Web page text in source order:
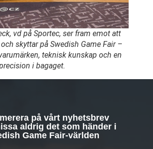
vd på Sportec, ser fram emot att
skyttar på Swedish Game Fair –
teknisk kunskap och en
i bagaget.
på vårt nyhetsbrev
aldrig det som händer i
Game Fair-världen